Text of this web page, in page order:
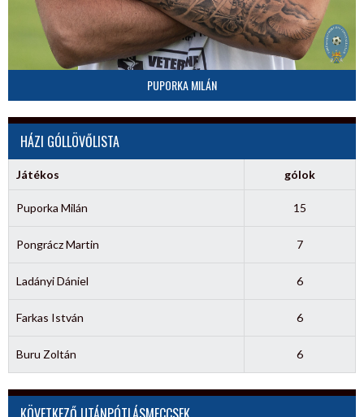
PUPORKA MILÁN
HÁZI GÓLLÖVŐLISTA
Játékos gólok
Puporka Milán 15
Pongrácz Martin 7
Ladányi Dániel 6
Farkas István 6
Buru Zoltán 6